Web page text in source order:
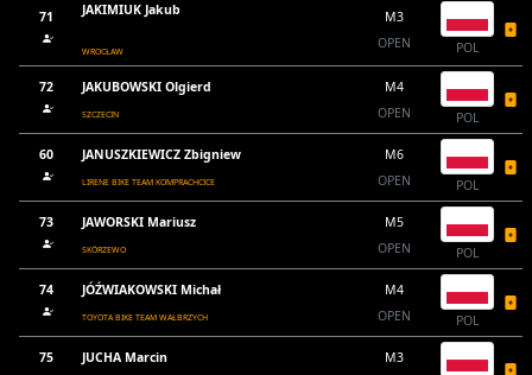
71 JAKIMIUK Jakub
WROCŁAW
M3
OPEN
POL
72 JAKUBOWSKI Olgierd
SZCZECIN
M4
OPEN
POL
60 JANUSZKIEWICZ Zbigniew
LIRENE BIKE TEAM KOMPRACHCICE
M6
OPEN
POL
73 JAWORSKI Mariusz
SKÓRZEWO
M5
OPEN
POL
74 JÓŹWIAKOWSKI Michał
TOYOTA BIKE TEAM WAŁBRZYCH
M4
OPEN
POL
75 JUCHA Marcin
M3